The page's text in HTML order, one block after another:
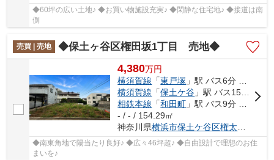
◆60坪の広い土地♪ ◆お買い物施設充実♪ ◆閑静な住宅地♪ ◆接道は南
側
売買 | 売地 ◆保土ヶ谷区権田坂1丁目 売地◆
4,380万円
横須賀線 「東戸塚 」駅 バス6分 「権太坂西」 停歩2分
横須賀線 「保土ケ谷 」駅 バス15分 「境木中学校前」 停歩8分
相鉄本線 「和田町 」駅 バス9分 「今井町［横浜新道］」 停歩14分
- / - / 154.29㎡
神奈川県横浜市保土ケ谷区権太坂
◆南東角地で陽当たり良好♪ ◆広々46坪超♪ ◆自由設計で理想のお住
まいを♪